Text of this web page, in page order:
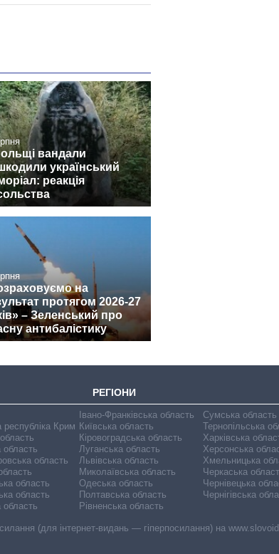
вандали
український
реакція
на
протягом 2026-27
– Зеленський про
антибалістику
РЕГІОНИ
Крим
область
область
область
область
область
Івано-Франківська область
Київська область
Кіровоградська область
Луганська область
Львівська область
Миколаївська область
Одеська область
Полтавська область
Рівненська область
Сумська область
Тернопільська
Харківська
Херсонська
Хмельницька
Черкаська
Чернівецька
Чернігівська
(для інтернет-видань — гіперпосилання) на